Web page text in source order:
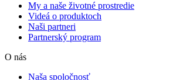
My a naše životné prostredie
Videá o produktoch
Naši partneri
Partnerský program
O nás
Naša spoločnosť